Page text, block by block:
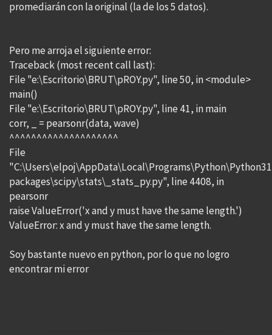
promediarán con la original (la de los 5 datos).
Pero me arroja el siguiente error:
Traceback (most recent call last):
File "e:\Escritorio\BRUT\pROY.py", line 50, in <module>
main()
File "e:\Escritorio\BRUT\pROY.py", line 41, in main
corr, _ = pearsonr(data, wave)
^^^^^^^^^^^^^^^^^^^^
File
packages\scipy\stats\_stats_py.py", line 4408, in
pearsonr
raise ValueError('x and y must have the same length.')
ValueError: x and y must have the same length.
Soy bastante nuevo en python, por lo que no logro
encontrar mi error